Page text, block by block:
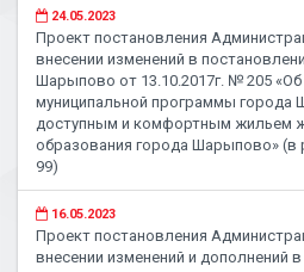
24.05.2023
Проект постановления
внесении изменений в
Шарыпово от 13.10.2017г. № 205
муниципальной программы города
доступным и комфортным жильем
образования города Шарыпово» (в
99)
16.05.2023
Проект постановления
внесении изменений и дополнений